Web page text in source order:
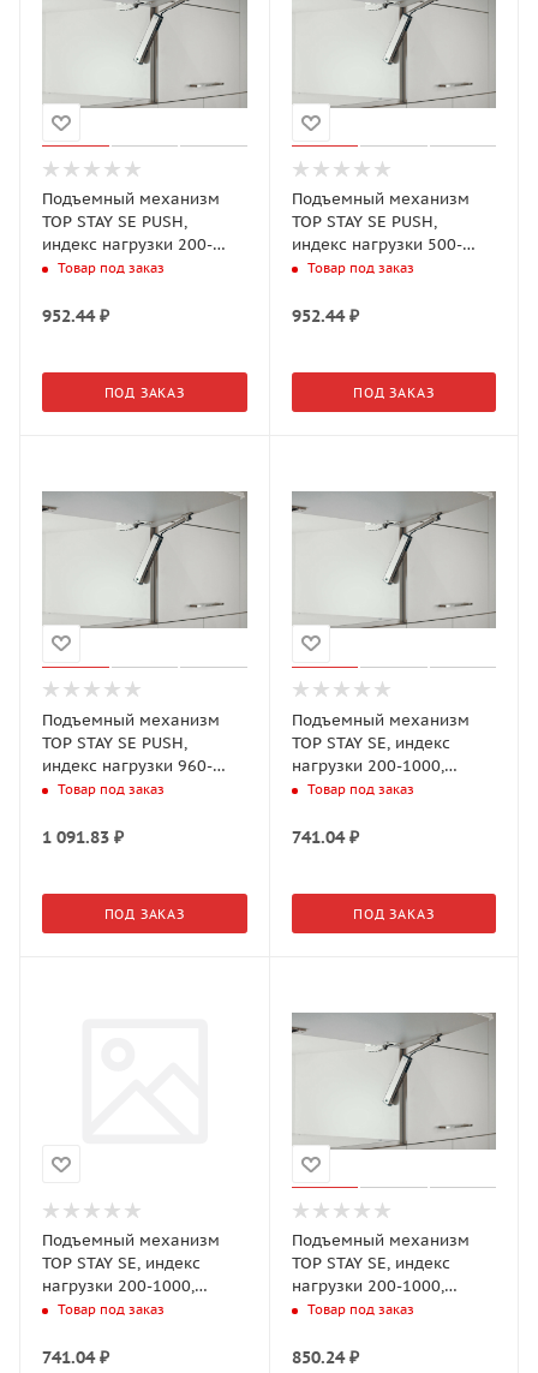
Подъемный механизм
TOP STAY SE PUSH,
индекс нагрузки 200-
1000, высота h=240-
Товар под заказ
952.44₽
ПОД ЗАКАЗ
Подъемный механизм
TOP STAY SE PUSH,
индекс нагрузки 500-
1400, высота h=240-
Товар под заказ
952.44₽
ПОД ЗАКАЗ
Подъемный механизм
TOP STAY SE PUSH,
индекс нагрузки 960-
2050, высота h=240-
Товар под заказ
1 091.83 ₽
ПОД ЗАКАЗ
Подъемный механизм
TOP STAY SE, индекс
нагрузки 200-1000,
высота h=240-600мм,
Товар под заказ
741.04₽
ПОД ЗАКАЗ
Подъемный механизм
TOP STAY SE, индекс
нагрузки 200-1000,
высота h=240-600мм,
Товар под заказ
741.04₽
Подъемный механизм
TOP STAY SE, индекс
нагрузки 200-1000,
высота h=240-600мм,
Товар под заказ
850.24₽